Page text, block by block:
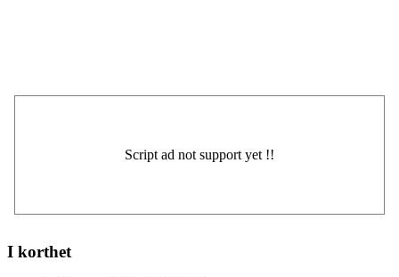
I korthet